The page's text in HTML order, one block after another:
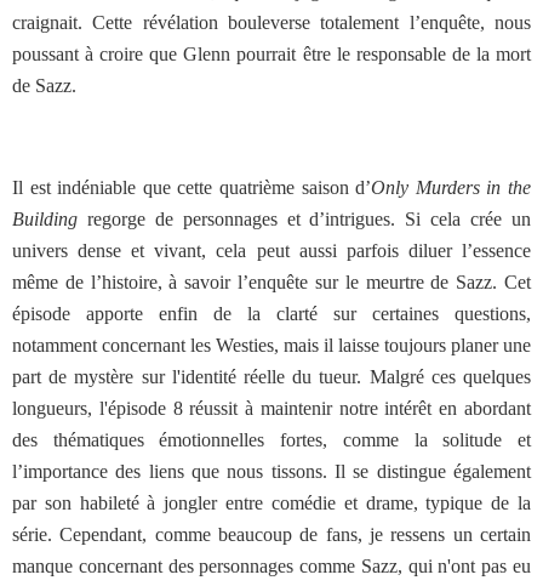
craignait. Cette révélation bouleverse totalement l’enquête, nous
poussant à croire que Glenn pourrait être le responsable de la mort
de Sazz.
Il est indéniable que cette quatrième saison d’Only Murders in the
Building regorge de personnages et d’intrigues. Si cela crée un
univers dense et vivant, cela peut aussi parfois diluer l’essence
même de l’histoire, à savoir l’enquête sur le meurtre de Sazz. Cet
épisode apporte enfin de la clarté sur certaines questions,
notamment concernant les Westies, mais il laisse toujours planer une
part de mystère sur l'identité réelle du tueur. Malgré ces quelques
longueurs, l'épisode 8 réussit à maintenir notre intérêt en abordant
des thématiques émotionnelles fortes, comme la solitude et
l’importance des liens que nous tissons. Il se distingue également
par son habileté à jongler entre comédie et drame, typique de la
série. Cependant, comme beaucoup de fans, je ressens un certain
manque concernant des personnages comme Sazz, qui n'ont pas eu